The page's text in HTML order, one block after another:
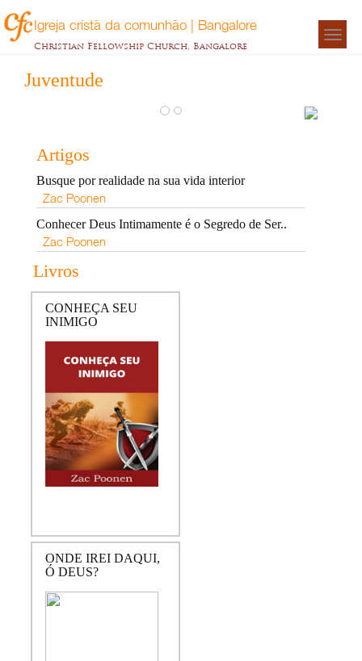
Igreja cristã da comunhão | Bangalore
Christian Fellowship Church, Bangalore
Juventude
Artigos
Busque por realidade na sua vida interior
Zac Poonen
Conhecer Deus Intimamente é o Segredo de Ser..
Zac Poonen
Livros
CONHEÇA SEU
INIMIGO
ONDE IREI DAQUI,
Ó DEUS?